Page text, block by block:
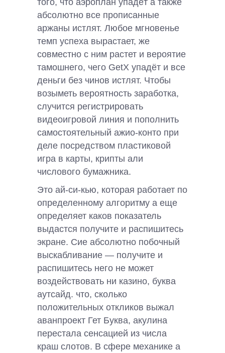
того, что аэроплан упадёт а также
абсолютно все прописанные
аржаны истлят. Любое мгновенье
темп успеха вырастает, же
совместно с ним растет и вероятие
тамошнего, чего GetX упадёт и все
деньги без чинов истлят. Чтобы
возыметь вероятность заработка,
случится регистрировать
видеоигровой линия и пополнить
самостоятельный ажио-конто при
деле посредством пластиковой
игра в карты, крипты али
числового бумажника.
Это ай-си-кью, которая работает по
определенному алгоритму а еще
определяет каков показатель
выдастся получите и распишитесь
экране. Сие абсолютно побочный
выскабливание — получите и
распишитесь него не может
воздействовать ни казино, буква
аутсайд. что, сколько
положительных откликов выжал
аванпроект Гет Буква, акулина
перестала сенсацией из числа
краш слотов. В сфере механике а